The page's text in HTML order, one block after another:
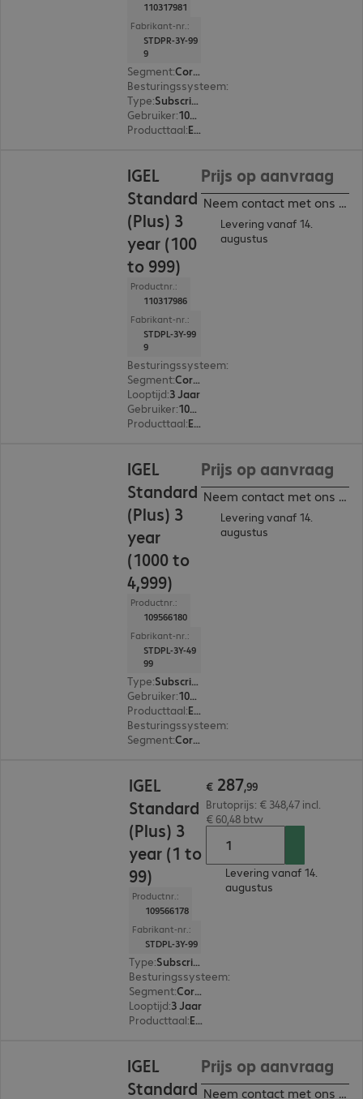
110317981
Fabrikant-nr.:
STDPR-3Y-99
9
Segment:
Corporate
Besturingssysteem:
Type:
Subscription
Gebruiker:
100 - 999
Producttaal: Engels, Duits
IGEL
Standard
(Plus) 3
year (100
to 999)
Productnr.:
110317986
Fabrikant-nr.:
STDPL-3Y-99
9
Besturingssysteem:
Segment:
Corporate
Looptijd:3 Jaar
Gebruiker:
100 - 999
Producttaal: Engels, Duits
Prijs op aanvraag
Neem contact met ons op
Levering vanaf 14.
augustus
IGEL
Standard
(Plus) 3
year
(1000 to
4,999)
Productnr.:
109566180
Fabrikant-nr.:
STDPL-3Y-49
99
Type:
Subscription
Gebruiker:
1000 - 4999
Producttaal: Engels, Duits
Besturingssysteem:
Segment: Corporate
Prijs op aanvraag
Neem contact met ons op
Levering vanaf 14.
augustus
IGEL
Standard
(Plus) 3
year (1 to
99)
Productnr.:
109566178
Fabrikant-nr.:
STDPL-3Y-99
Type:
Subscription
Besturingssysteem:
Segment:
Corporate
Looptijd:3 Jaar
Producttaal: Engels, Duits
€ 287,99
Brutoprijs: € 348,47 incl.
€ 60,48 btw
Levering vanaf 14.
augustus
IGEL
Standard
Prijs op aanvraag
Neem contact met ons op